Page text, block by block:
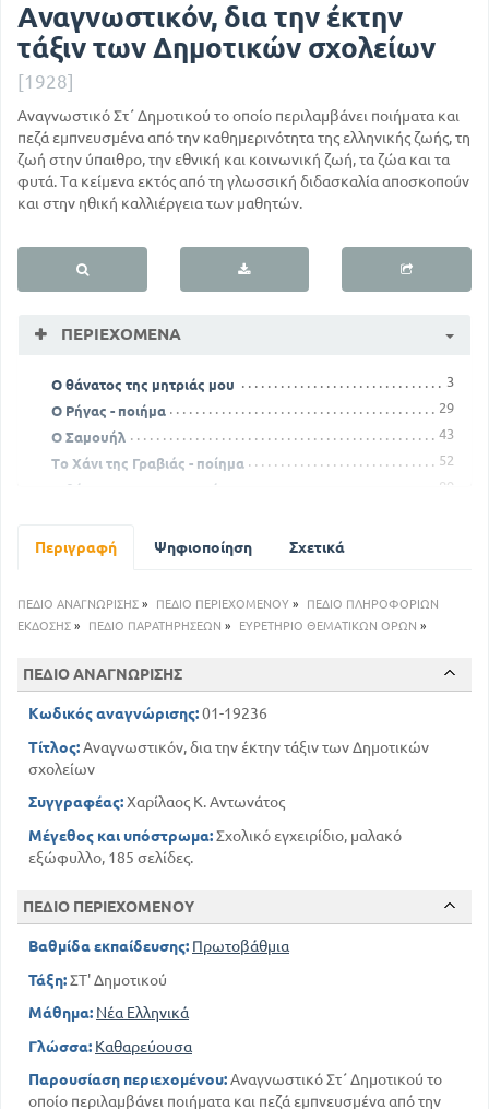
Αναγνωστικόν, δια την έκτην
τάξιν των Δημοτικών σχολείων
[1928]
Αναγνωστικό Στ΄ Δημοτικού το οποίο περιλαμβάνει ποιήματα και
πεζά εμπνευσμένα από την καθημερινότητα της ελληνικής ζωής, τη
ζωή στην ύπαιθρο, την εθνική και κοινωνική ζωή, τα ζώα και τα
φυτά. Τα κείμενα εκτός από τη γλωσσική διδασκαλία αποσκοπούν
και στην ηθική καλλιέργεια των μαθητών.
ΠΕΡΙΕΧΌΜΕΝΑ
Ο θάνατος της μητριάς μου
3
Ο Ρήγας - ποιήμα
29
Ο Σαμουήλ
43
Το Χάνι της Γραβιάς - ποίημα
52
Ο θάνατος του Καραισκάκη
89
Τα δικαιώματα των Ελλήνων πολιτών
Αγία Λαύρα
Περιγραφή Ψηφιοποίηση Σχετικά
ΠΕΔΙΟ ΑΝΑΓΝΩΡΙΣΗΣ » ΠΕΔΙΟ ΠΕΡΙΕΧΟΜΕΝΟΥ »
ΠΕΔΙΟ ΠΛΗΡΟΦΟΡΙΩΝ
ΕΚΔΟΣΗΣ » ΠΕΔΙΟ ΠΑΡΑΤΗΡΗΣΕΩΝ » ΕΥΡΕΤΗΡΙΟ ΘΕΜΑΤΙΚΩΝ ΟΡΩΝ »
ΠΕΔΙΟ ΑΝΑΓΝΩΡΙΣΗΣ
Κωδικός αναγνώρισης:01-19236
Τίτλος:Αναγνωστικόν, δια την έκτην τάξιν των Δημοτικών
σχολείων
Συγγραφέας:Χαρίλαος Κ. Αντωνάτος
Μέγεθος και υπόστρωμα:Σχολικό εγχειρίδιο, μαλακό
εξώφυλλο, 185 σελίδες.
ΠΕΔΙΟ ΠΕΡΙΕΧΟΜΕΝΟΥ
Βαθμίδα εκπαίδευσης: Πρωτοβάθμια
Τάξη:ΣΤ' Δημοτικού
Μάθημα: Νέα Ελληνικά
Γλώσσα: Καθαρεύουσα
Παρουσίαση περιεχομένου:Αναγνωστικό Στ΄ Δημοτικού το
οποίο περιλαμβάνει ποιήματα και πεζά εμπνευσμένα από την